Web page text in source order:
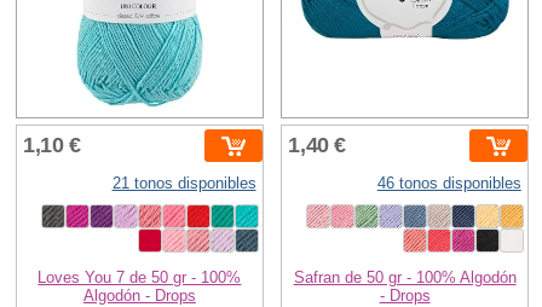
1,10 €
21 tonos disponibles
Loves You 7 de 50 gr - 100%
Algodón - Drops
1,40 €
46 tonos disponibles
Safran de 50 gr - 100% Algodón
- Drops